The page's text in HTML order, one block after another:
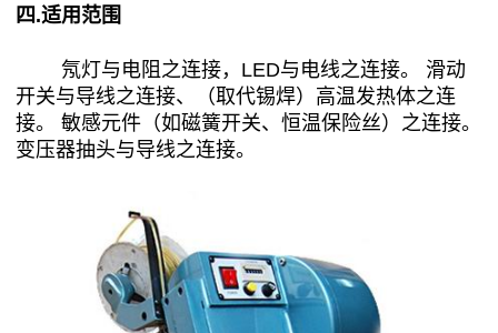
四.适用范围
氖灯与电阻之连接，LED与电线之连接。 滑动
开关与导线之连接、（取代锡焊）高温发热体之连
接。 敏感元件（如磁簧开关、恒温保险丝）之连接。
变压器抽头与导线之连接。